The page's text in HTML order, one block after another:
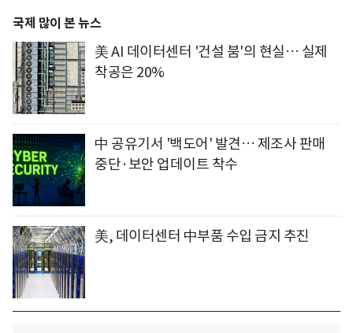
국제 많이 본 뉴스
美 AI 데이터센터 '건설 붐'의 현실… 실제
착공은 20%
中 공유기서 '백도어' 발견… 제조사 판매
중단·보안 업데이트 착수
美, 데이터센터 中부품 수입 금지 추진